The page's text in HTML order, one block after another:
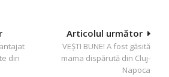
Articolul următor
VEȘTI BUNE! A fost găsită
mama dispărută din Cluj-
Napoca
din